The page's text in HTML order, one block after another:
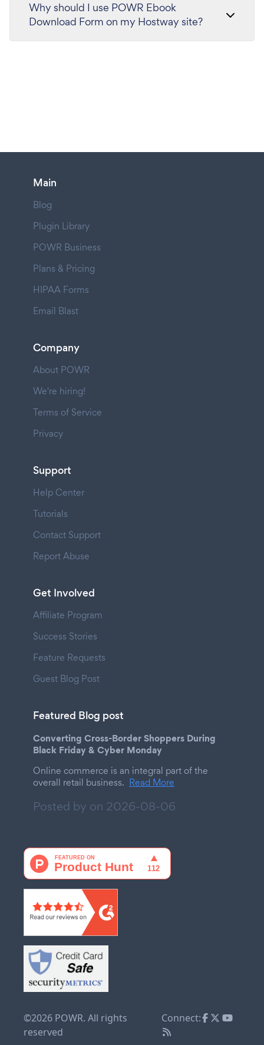
Why should I use POWR Ebook
Download Form on my Hostway site?
Main
Blog
Plugin Library
POWR Business
Plans & Pricing
HIPAA Forms
Email Blast
Company
About POWR
We're hiring!
Terms of Service
Privacy
Support
Help Center
Tutorials
Contact Support
Report Abuse
Get Involved
Affiliate Program
Success Stories
Feature Requests
Guest Blog Post
Featured Blog post
Converting Cross-Border Shoppers During
Black Friday & Cyber Monday
Online commerce is an integral part of the
overall retail business. Read More
Posted by on 2026-08-06
©2026 POWR. All rights
reserved
Connect: